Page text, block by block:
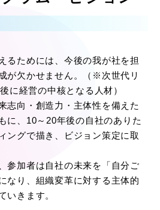
るためには、今後の我が社を担
が欠かせません。（※次世代リ
に経営の中核となる人材）
志向・創造力・主体性を備えた
に、10～20年後の自社のありた
ングで描き、ビジョン策定に取
参加者は自社の未来を「自分ご
なり、組織変革に対する主体的
いきます。